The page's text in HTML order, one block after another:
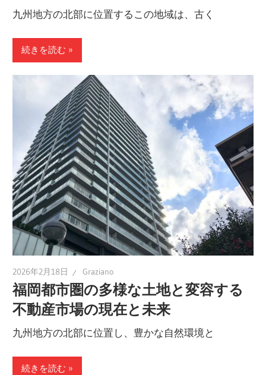
九州地方の北部に位置するこの地域は、古く
続きを読む
2026年2月18日 Graziano
福岡都市圏の多様な土地と変容する
不動産市場の現在と未来
九州地方の北部に位置し、豊かな自然環境と
続きを読む